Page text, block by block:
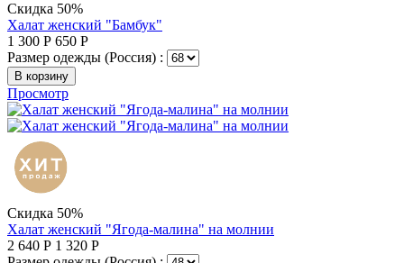
Скидка 50%
Халат женский "Бамбук"
1 300 Р 650 Р
Размер одежды (Россия) :
В корзину
Просмотр
Скидка 50%
Халат женский "Ягода-малина" на молнии
2 640 Р 1 320 Р